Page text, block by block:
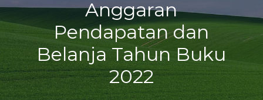
Anggaran
Pendapatan dan
Belanja Tahun Buku
2022